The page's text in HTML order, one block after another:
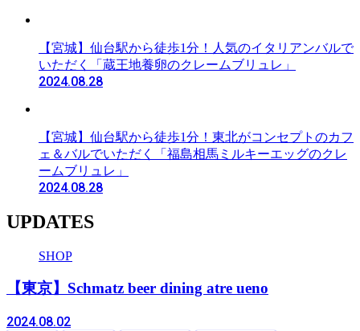
【宮城】仙台駅から徒歩1分！人気のイタリアンバルで
いただく「蔵王地養卵のクレームブリュレ」
2024.08.28
【宮城】仙台駅から徒歩1分！東北がコンセプトのカフ
ェ＆バルでいただく「福島相馬ミルキーエッグのクレ
ームブリュレ」
2024.08.28
UPDATES
SHOP
【東京】Schmatz beer dining atre ueno
2024.08.02